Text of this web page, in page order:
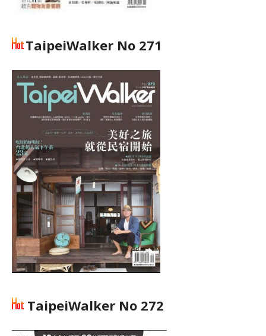
TaipeiWalker No 271
TaipeiWalker No 272